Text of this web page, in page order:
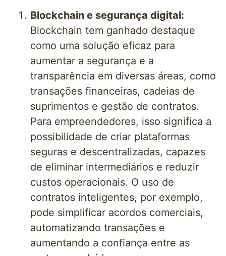
Blockchain e segurança digital:
Blockchain tem ganhado destaque
como uma solução eficaz para
aumentar a segurança e a
transparência em diversas áreas, como
transações financeiras, cadeias de
suprimentos e gestão de contratos.
Para empreendedores, isso significa a
possibilidade de criar plataformas
seguras e descentralizadas, capazes
de eliminar intermediários e reduzir
custos operacionais. O uso de
contratos inteligentes, por exemplo,
pode simplificar acordos comerciais,
automatizando transações e
aumentando a confiança entre as